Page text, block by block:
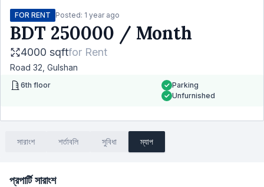
FOR RENT Posted: 1 year ago
BDT 250000 / Month
4000 sqftfor Rent
Road 32, Gulshan
6th floor
Parking
Unfurnished
সারাংশ শর্তাবলি সুবিধা ম্যাপ
প্রপার্টি সারাংশ